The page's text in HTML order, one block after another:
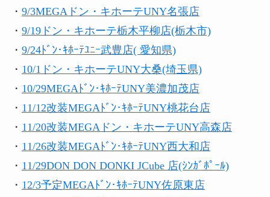
・ 9/3MEGAドン・キホーテUNY名張店
・ 9/19ドン・キホーテ栃木平柳店(栃木市)
・ 9/24ﾄﾞﾝ･ｷﾎｰﾃﾕﾆｰ武豊店( 愛知県)
・ 10/1ドン・キホーテUNY大桑(埼玉県)
・ 10/29MEGAﾄﾞﾝ･ｷﾎｰﾃUNY美濃加茂店
・ 11/12改装MEGAﾄﾞﾝ･ｷﾎｰﾃUNY桃花台店
・ 11/20改装MEGAドン・キホーテUNY高森店
・ 11/26改装MEGAﾄﾞﾝ･ｷﾎｰﾃUNY西大和店
・ 11/29DON DON DONKI JCube 店(ｼﾝｶﾞﾎﾟｰﾙ)
・ 12/3予定MEGAﾄﾞﾝ･ｷﾎｰﾃUNY佐原東店